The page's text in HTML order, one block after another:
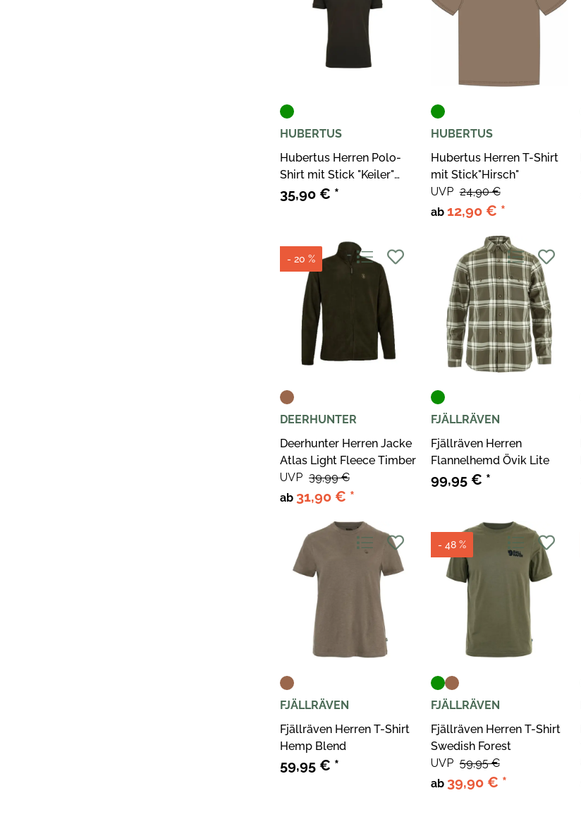
HUBERTUS
Hubertus Herren Polo-
Shirt mit Stick "Keiler"
Oliv
35,90 € *
HUBERTUS
Hubertus Herren T-Shirt
mit Stick"Hirsch"
ab 12,90 € *
UVP 24,90 €
- 20 %
DEERHUNTER
Deerhunter Herren Jacke
Atlas Light Fleece Timber
ab 31,90 € *
UVP 39,99 €
FJÄLLRÄVEN
Fjällräven Herren
Flannelhemd Övik Lite
99,95 € *
FJÄLLRÄVEN
Fjällräven Herren T-Shirt
Hemp Blend
59,95 € *
- 48 %
FJÄLLRÄVEN
Fjällräven Herren T-Shirt
Swedish Forest
ab 39,90 € *
UVP 59,95 €